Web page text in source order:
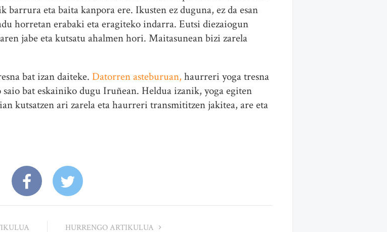
barrura eta baita kanpora ere. Ikusten ez duguna, ez da esan
horretan erabaki eta eragiteko indarra. Eutsi diezaiogun
jabe eta kutsatu ahalmen hori. Maitasunean bizi zarela
bat izan daiteke. Datorren asteburuan, haurreri yoga tresna
bat eskainiko dugu Iruñean. Heldua izanik, yoga egiten
kutsatzen ari zarela eta haurreri transmititzen jakitea, are eta
HURRENGO ARTIKULUA